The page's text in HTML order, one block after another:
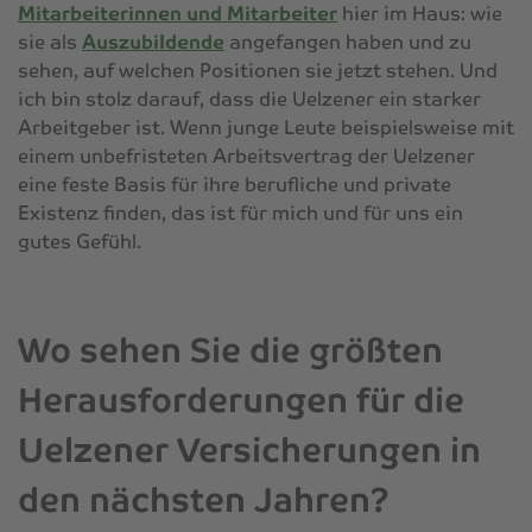
Mitarbeiterinnen und Mitarbeiter hier im Haus: wie
sie als Auszubildende angefangen haben und zu
sehen, auf welchen Positionen sie jetzt stehen. Und
ich bin stolz darauf, dass die Uelzener ein starker
Arbeitgeber ist. Wenn junge Leute beispielsweise mit
einem unbefristeten Arbeitsvertrag der Uelzener
eine feste Basis für ihre berufliche und private
Existenz finden, das ist für mich und für uns ein
gutes Gefühl.
Wo sehen Sie die größten
Herausforderungen für die
Uelzener Versicherungen in
den nächsten Jahren?